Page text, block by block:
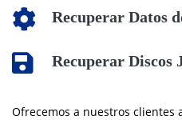
Recuperar Datos
Recuperar Discos
Ofrecemos a nuestros clientes